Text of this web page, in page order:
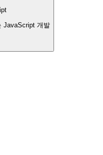
JavaScript 개발